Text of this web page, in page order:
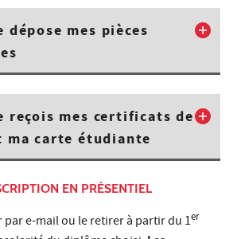
dépose mes pièces
reçois mes certificats de
carte étudiante
EN PRÉSENTIEL
par e-mail ou le retirer à partir du 1er